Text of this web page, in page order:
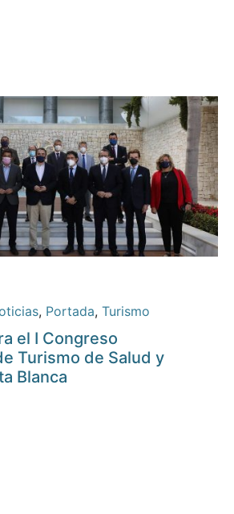
, Portada, Turismo
el I Congreso
Turismo de Salud y
Blanca